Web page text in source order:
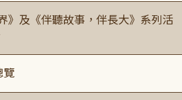
》及《伴聽故事，伴長大》系列活
覽